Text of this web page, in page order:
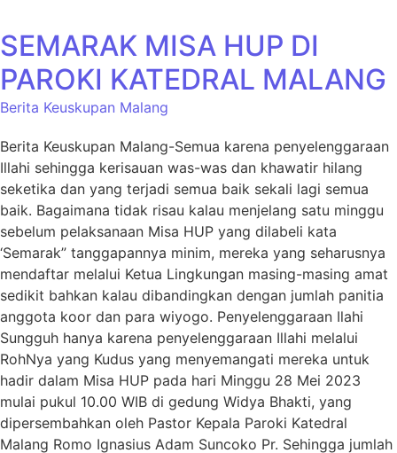
SEMARAK MISA HUP DI
PAROKI KATEDRAL MALANG
Berita Keuskupan Malang
Berita Keuskupan Malang-Semua karena penyelenggaraan
Illahi sehingga kerisauan was-was dan khawatir hilang
seketika dan yang terjadi semua baik sekali lagi semua
baik. Bagaimana tidak risau kalau menjelang satu minggu
sebelum pelaksanaan Misa HUP yang dilabeli kata
‘Semarak” tanggapannya minim, mereka yang seharusnya
mendaftar melalui Ketua Lingkungan masing-masing amat
sedikit bahkan kalau dibandingkan dengan jumlah panitia
anggota koor dan para wiyogo. Penyelenggaraan Ilahi
Sungguh hanya karena penyelenggaraan Illahi melalui
RohNya yang Kudus yang menyemangati mereka untuk
hadir dalam Misa HUP pada hari Minggu 28 Mei 2023
mulai pukul 10.00 WIB di gedung Widya Bhakti, yang
dipersembahkan oleh Pastor Kepala Paroki Katedral
Malang Romo Ignasius Adam Suncoko Pr. Sehingga jumlah